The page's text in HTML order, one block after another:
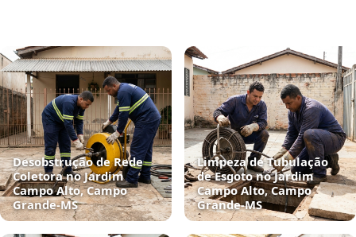
Desobstrução de Rede
Coletora no Jardim
Campo Alto, Campo
Grande‑MS
Limpeza de Tubulação
de Esgoto no Jardim
Campo Alto, Campo
Grande‑MS